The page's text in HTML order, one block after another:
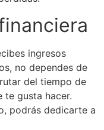
ingresos
no dependes de
del tiempo de
te gusta hacer.
podrás dedicarte a